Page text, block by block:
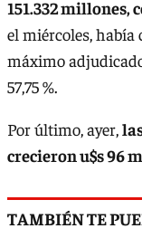
151.332 millones,
el miércoles, había
máximo
57,75 %.
Por último, ayer,
crecieron u$s 96
TAMBIÉN TE